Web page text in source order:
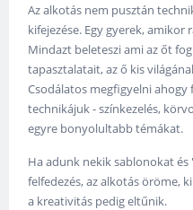
Az alkotás nem pusztán
kifejezése. Egy gyerek,
Mindazt beleteszi ami az őt
tapasztalatait, az ő kis
Csodálatos megfigyelni
technikájuk - színkezelés,
egyre bonyolultabb témákat.
Ha adunk nekik sablonokat
felfedezés, az alkotás öröme,
a kreativitás pedig eltűnik.